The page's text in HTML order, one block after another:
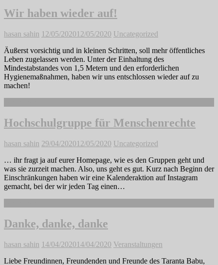
Wir haben wieder auf!
hasan sahin 12/05/202012/05/2020 Uncategorized
Äußerst vorsichtig und in kleinen Schritten, soll mehr öffentliches
Leben zugelassen werden. Unter der Einhaltung des
Mindestabstandes von 1,5 Metern und den erforderlichen
Hygienemaßnahmen, haben wir uns entschlossen wieder auf zu
machen!
Hochschulgruppe für Menschenrechte
hasan sahin 29/04/202012/05/2020 Uncategorized
… ihr fragt ja auf eurer Homepage, wie es den Gruppen geht und
was sie zurzeit machen. Also, uns geht es gut. Kurz nach Beginn der
Einschränkungen haben wir eine Kalenderaktion auf Instagram
gemacht, bei der wir jeden Tag einen…
Danke, danke, danke
hasan sahin 14/04/202014/04/2020 Veranstaltungen
Liebe Freundinnen, Freundenden und Freunde des Taranta Babu,